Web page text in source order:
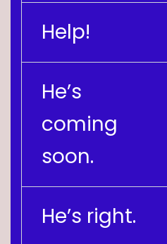
Help!
He’s
coming
soon.
He’s right.